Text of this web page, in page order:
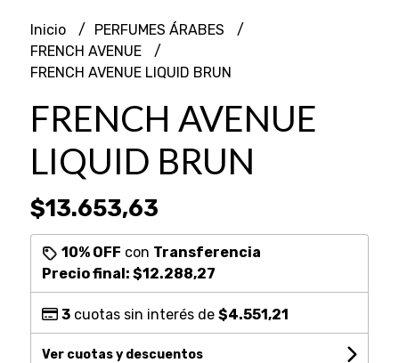
Inicio
PERFUMES ÁRABES
FRENCH AVENUE
FRENCH AVENUE LIQUID BRUN
FRENCH AVENUE
LIQUID BRUN
$13.653,63
10% OFF con Transferencia
Precio final: $12.288,27
3cuotas sin interés de $4.551,21
Ver cuotas y descuentos